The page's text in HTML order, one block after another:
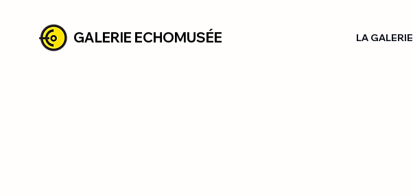
GALERIE ECHOMUSÉE LA GALERIE